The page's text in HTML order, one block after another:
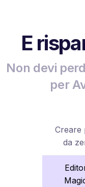
E
Non devi
per
Creare
da